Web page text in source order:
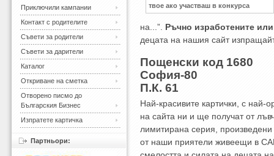
твое ако участваш в конкурса
на...”. Ръчно изработените
децата на нашия сайт
Пощенски код 1680
София-80
П.К. 61
Най-красивите картички, с
на сайта ни и ще получат от
лимитирана серия,
от наши приятели живеещи в
Приключили кампании
Контакт с родителите
Съвети за родители
Съвети за дарители
Каталог
Откриване на сметка
Отворено писмо до
Българския Бизнес
Изпратете картичка
Партньори: